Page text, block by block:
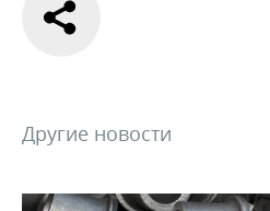
Другие новости